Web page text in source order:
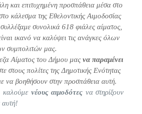
και επιτυχημένη προσπάθεια μέσα στο
κάλεσμα της Εθελοντικής Αιμοδοσίας
συνολικά 618 φιάλες αίματος,
ικανό να καλύψει τις ανάγκες όλων
συμπολιτών μας.
Αίματος του Δήμου μαςνα παραμένει
στους πολίτες της Δημοτικής Ενότητας
να βοηθήσουν στην προσπάθεια αυτή.
καλούμε νέους αιμοδότες να στηρίξουν
αυτή!